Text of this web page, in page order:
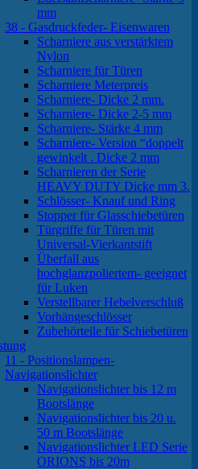
mm
38 - Gasdruckfeder- Eisenwaren
Scharniere aus verstärktem
Nylon
Scharniere für Türen
Scharniere Meterpreis
Scharniere- Dicke 2 mm.
Scharniere- Dicke 2-5 mm
Scharniere- Stärke 4 mm
Scharniere- Version “doppelt
gewinkelt . Dicke 2 mm
Scharnieren der Serie
HEAVY DUTY Dicke mm 3.
Schlösser- Knauf und Ring
Stopper für Glasschiebetüren
Türgriffe für Türen mit
Universal-Vierkantstift
Überfall aus
hochglanzpoliertem- geeignet
für Luken
Verstellbarer Hebelverschluß
Vorhängeschlösser
Zubehörteile für Schiebetüren
11 - Positionslampen-
Navigationslichter
Navigationslichter bis 12 m
Bootslänge
Navigationslichter bis 20 u.
50 m Bootslänge
Navigationslichter LED Serie
ORIONS bis 20m